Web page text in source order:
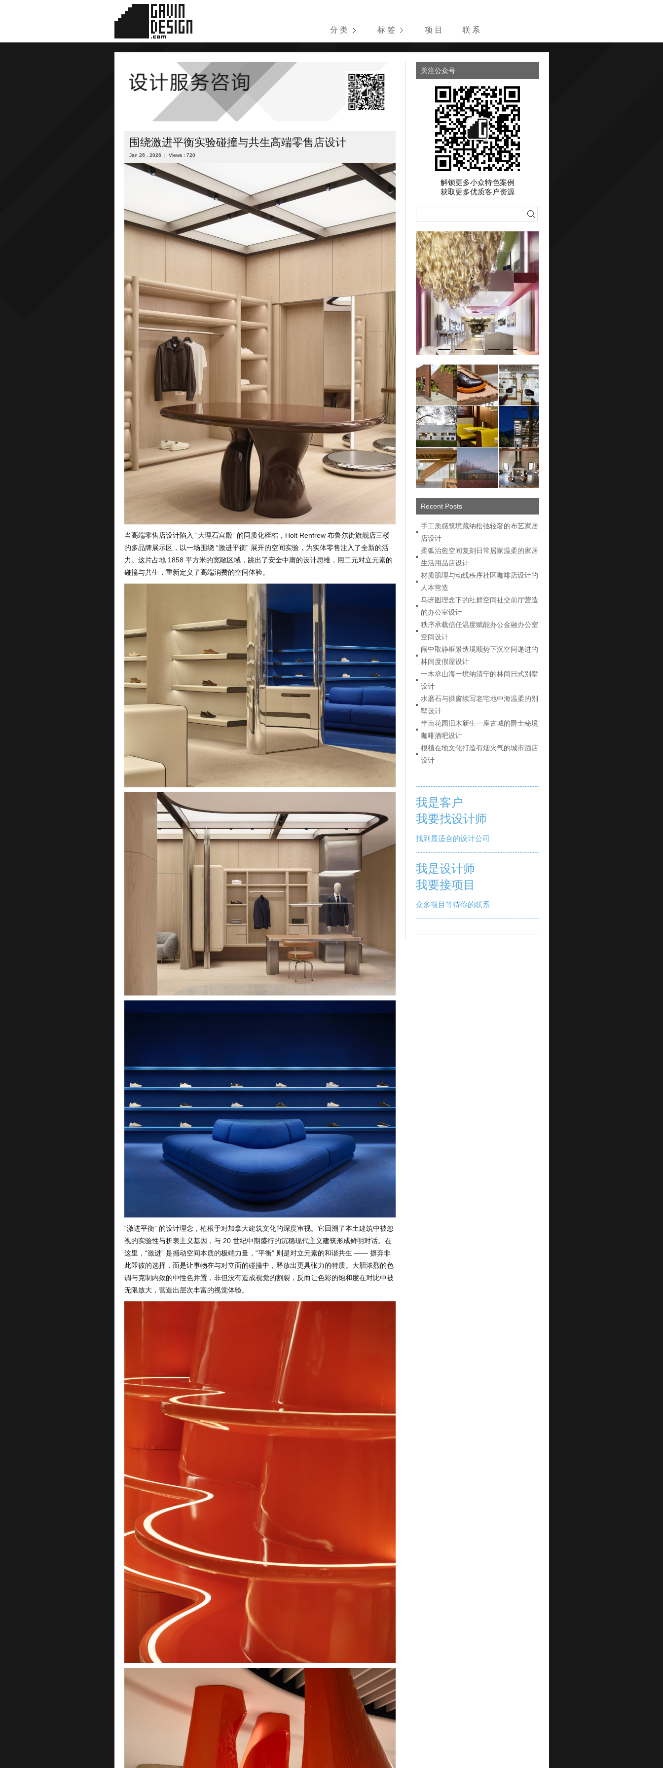
分 类 标 签 项 目 联 系
围绕激进平衡实验碰撞与共生高端零售店设计
Jan 26 , 2026 | Views : 720
当高端零售店设计陷入 “大理石宫殿” 的同质化桎梏，Holt Renfrew 布鲁尔街旗舰店三楼
的多品牌展示区，以一场围绕 “激进平衡” 展开的空间实验，为实体零售注入了全新的活
力。这片占地 1858 平方米的宽敞区域，跳出了安全中庸的设计思维，用二元对立元素的
碰撞与共生，重新定义了高端消费的空间体验。
“激进平衡” 的设计理念，植根于对加拿大建筑文化的深度审视。它回溯了本土建筑中被忽
视的实验性与折衷主义基因，与 20 世纪中期盛行的沉稳现代主义建筑形成鲜明对话。在
这里，“激进” 是撼动空间本质的极端力量，“平衡” 则是对立元素的和谐共生 —— 摒弃非
此即彼的选择，而是让事物在与对立面的碰撞中，释放出更具张力的特质。大胆浓烈的色
调与克制内敛的中性色并置，非但没有造成视觉的割裂，反而让色彩的饱和度在对比中被
无限放大，营造出层次丰富的视觉体验。
关注公众号
解锁更多小众特色案例
获取更多优质客户资源
Recent Posts
手工质感筑境藏纳松弛轻奢的布艺家居
店设计
柔弧治愈空间复刻日常居家温柔的家居
生活用品店设计
材质肌理与动线秩序社区咖啡店设计的
人本营造
乌班图理念下的社群空间社交前厅营造
的办公室设计
秩序承载信任温度赋能办公金融办公室
空间设计
闹中取静框景造境顺势下沉空间递进的
林间度假屋设计
一木承山海一境纳清宁的林间日式别墅
设计
水磨石与拱窗续写老宅地中海温柔的别
墅设计
半亩花园旧木新生一座古城的爵士秘境
咖啡酒吧设计
根植在地文化打造有烟火气的城市酒店
设计
我是客户
我要找设计师
找到最适合的设计公司
我是设计师
我要接项目
众多项目等待你的联系